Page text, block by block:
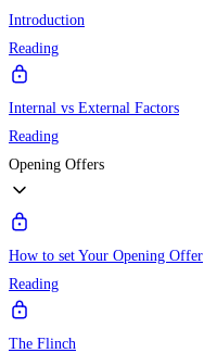
Introduction
Reading
Internal vs External Factors
Reading
Opening Offers
How to set Your Opening Offer
Reading
The Flinch